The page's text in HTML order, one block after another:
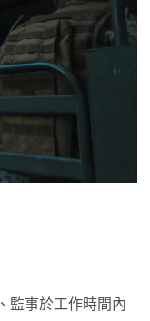
監事於工作時間內